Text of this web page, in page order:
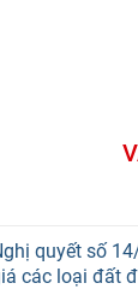
quyết số
các loại đất